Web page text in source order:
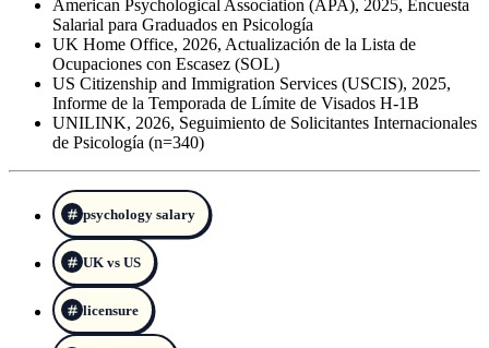
American Psychological Association (APA), 2025, Encuesta
Salarial para Graduados en Psicología
UK Home Office, 2026, Actualización de la Lista de
Ocupaciones con Escasez (SOL)
US Citizenship and Immigration Services (USCIS), 2025,
Informe de la Temporada de Límite de Visados H-1B
UNILINK, 2026, Seguimiento de Solicitantes Internacionales
de Psicología (n=340)
psychology salary
UK vs US
licensure